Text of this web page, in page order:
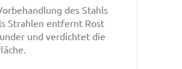
des Stahls
Strahlen entfernt Rost
und verdichtet die